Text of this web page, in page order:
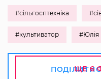
ЩЕ 6
#сільгосптехніка
#культиватор #Юлія